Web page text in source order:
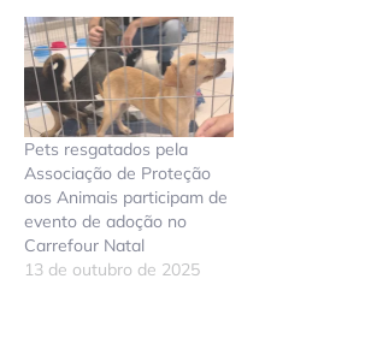
Pets resgatados pela
Associação de Proteção
aos Animais participam de
evento de adoção no
Carrefour Natal
13 de outubro de 2025